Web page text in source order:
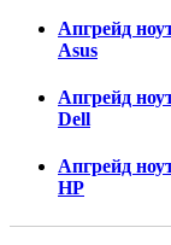
Апгрейд
Asus
Апгрейд
Dell
Апгрейд
HP